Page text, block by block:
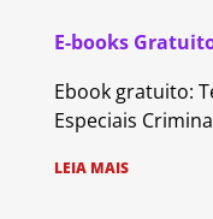
E-books
Ebook gratuito:
Especiais
LEIA MAIS